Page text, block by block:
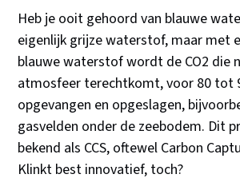
Heb je ooit gehoord van blauwe
eigenlijk grijze waterstof, maar met
blauwe waterstof wordt de CO2 die
atmosfeer terechtkomt, voor 80 tot
opgevangen en opgeslagen,
gasvelden onder de zeebodem. Dit
bekend als CCS, oftewel Carbon
Klinkt best innovatief, toch?